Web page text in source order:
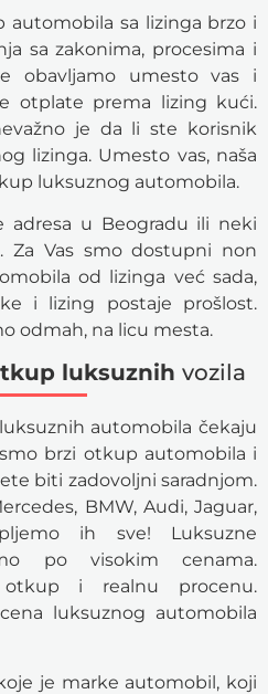
automobila sa lizinga brzo i
sa zakonima, procesima i
obavljamo umesto vas i
otplate prema lizing kući.
je da li ste korisnik
lizinga. Umesto vas, naša
luksuznog automobila.
adresa u Beogradu ili neki
Za Vas smo dostupni non
od lizinga već sada,
i lizing postaje prošlost.
odmah, na licu mesta.
luksuznih vozila
automobila čekaju
brzi otkup automobila i
biti zadovoljni saradnjom.
BMW, Audi, Jaguar,
ih sve! Luksuzne
po visokim cenama.
otkup i realnu procenu.
luksuznog automobila
je marke automobil, koji